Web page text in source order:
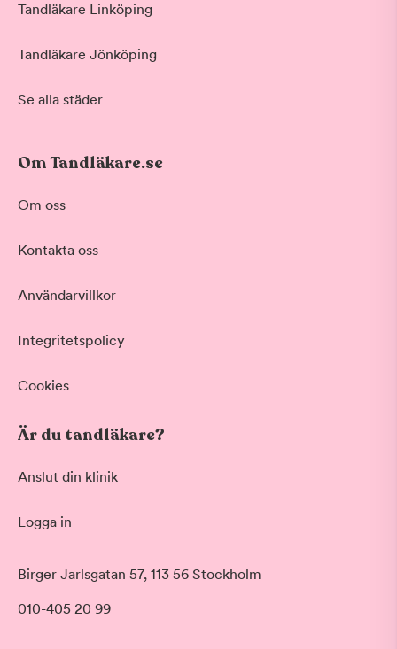
Behandling
Akut tandvård
Grundlig kontroll av tänder och tandkött
Professionell rengöring och puts
Skonsam blekning för vitare tänder
Datum
Tid på dagen
Morgon
Förmiddag
Tandläkare Linköping
Tandläkare Jönköping
Se alla städer
Om Tandläkare.se
Om oss
Kontakta oss
Användarvillkor
Integritetspolicy
Cookies
Är du tandläkare?
Anslut din klinik
Logga in
Birger Jarlsgatan 57, 113 56 Stockholm
010-405 20 99